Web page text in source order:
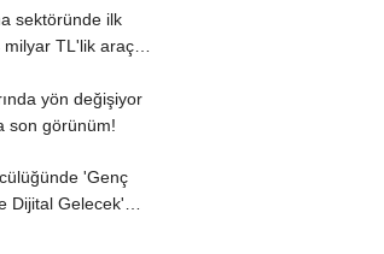
sektöründe ilk
milyar TL'lik araç
yön değişiyor
son görünüm!
'Genç
Dijital Gelecek'